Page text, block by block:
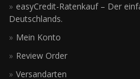
easyCredit-Ratenkauf – Der
Deutschlands.
Mein Konto
Review Order
Versandarten